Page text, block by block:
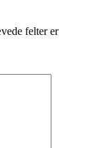
felter er